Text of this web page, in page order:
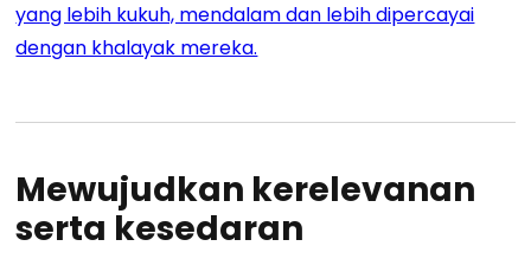
yang lebih kukuh, mendalam dan lebih dipercayai
dengan khalayak mereka.
Mewujudkan kerelevanan
serta kesedaran